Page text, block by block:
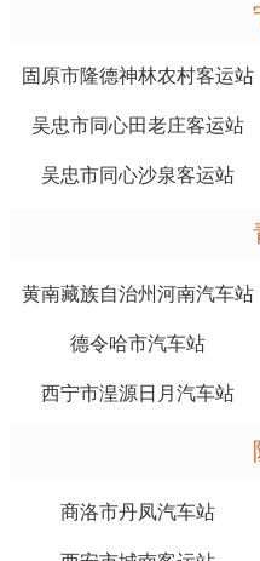
固原市隆德神林农村客运站
吴忠市同心田老庄客运站
吴忠市同心沙泉客运站
黄南藏族自治州河南汽车站
德令哈市汽车站
西宁市湟源日月汽车站
商洛市丹凤汽车站